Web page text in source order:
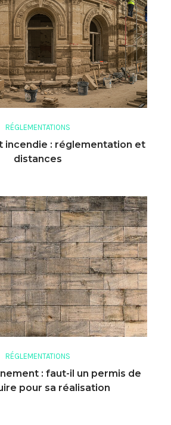
RÉGLEMENTATIONS
incendie : réglementation et
distances
RÉGLEMENTATIONS
: faut-il un permis de
pour sa réalisation